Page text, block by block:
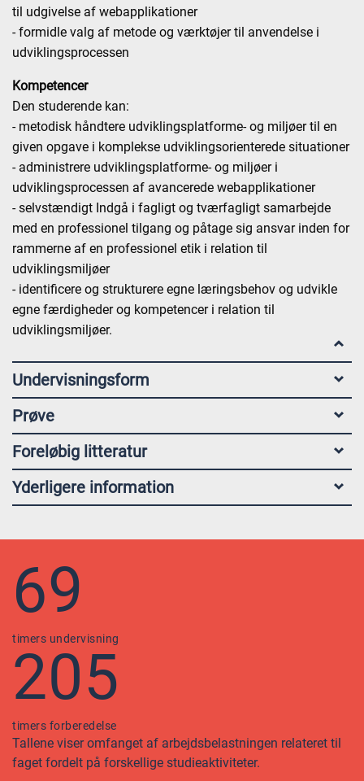
til udgivelse af webapplikationer
- formidle valg af metode og værktøjer til anvendelse i
udviklingsprocessen
Kompetencer
Den studerende kan:
- metodisk håndtere udviklingsplatforme- og miljøer til en
given opgave i komplekse udviklingsorienterede situationer
- administrere udviklingsplatforme- og miljøer i
udviklingsprocessen af avancerede webapplikationer
- selvstændigt Indgå i fagligt og tværfagligt samarbejde
med en professionel tilgang og påtage sig ansvar inden for
rammerne af en professionel etik i relation til
udviklingsmiljøer
- identificere og strukturere egne læringsbehov og udvikle
egne færdigheder og kompetencer i relation til
udviklingsmiljøer.
Undervisningsform
Prøve
Foreløbig litteratur
Yderligere information
69
timers undervisning
205
timers forberedelse
Tallene viser omfanget af arbejdsbelastningen relateret til
faget fordelt på forskellige studieaktiviteter.